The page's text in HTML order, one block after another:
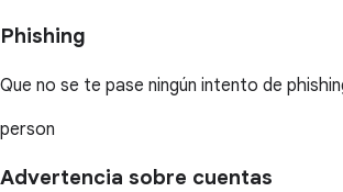
Phishing
Que no se te pase ningún intento de
person
Advertencia sobre cuentas